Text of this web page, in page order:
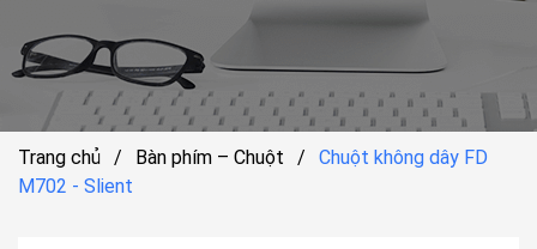
Trang chủ / Bàn phím – Chuột /
Chuột không dây FD
M702 - Slient